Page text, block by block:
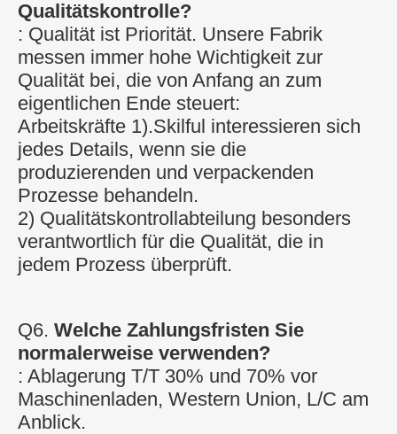
Qualitätskontrolle?
: Qualität ist Priorität. Unsere Fabrik
messen immer hohe Wichtigkeit zur
Qualität bei, die von Anfang an zum
eigentlichen Ende steuert:
Arbeitskräfte 1).Skilful interessieren sich
jedes Details, wenn sie die
produzierenden und verpackenden
Prozesse behandeln.
2) Qualitätskontrollabteilung besonders
verantwortlich für die Qualität, die in
jedem Prozess überprüft.
Q6. Welche Zahlungsfristen Sie
normalerweise verwenden?
: Ablagerung T/T 30% und 70% vor
Maschinenladen, Western Union, L/C am
Anblick.